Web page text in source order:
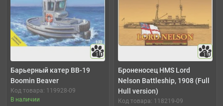
10
Барьерный катер BB-19
Boomin Beaver
Код товара: 119928-09
В наличии
10
Броненосец HMS Lord
Nelson Battleship, 1908 (Full
Hull version)
Код товара: 118219-09